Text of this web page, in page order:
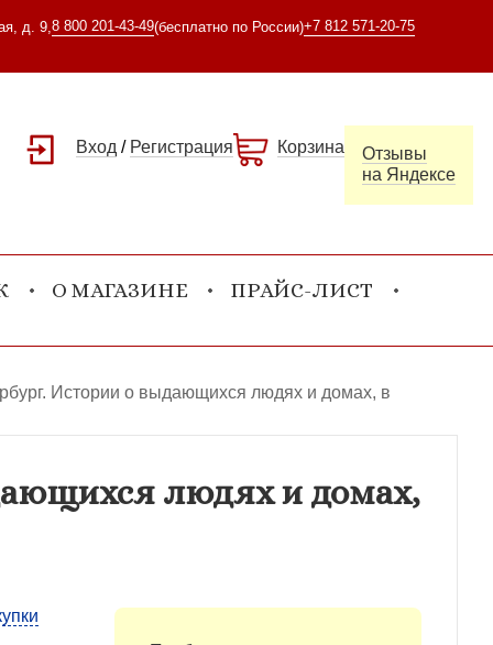
д. 9, 8 800 201-43-49(бесплатно по России)+7 812 571-20-75
Вход / Регистрация Корзина
Отзывы
на Яндексе
О МАГАЗИНЕ ПРАЙС-ЛИСТ
Истории о выдающихся людях и домах, в
людях и домах,